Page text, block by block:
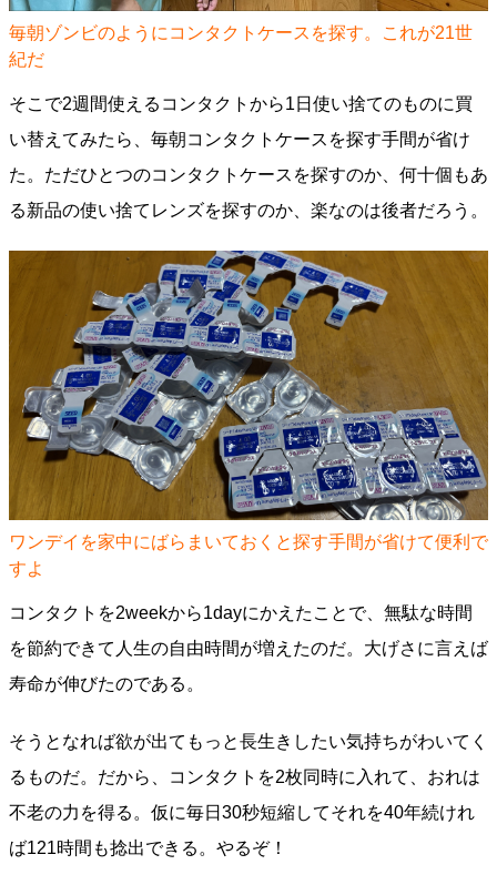
毎朝ゾンビのようにコンタクトケースを探す。これが21世
紀だ
そこで2週間使えるコンタクトから1日使い捨てのものに買
い替えてみたら、毎朝コンタクトケースを探す手間が省け
た。ただひとつのコンタクトケースを探すのか、何十個もあ
る新品の使い捨てレンズを探すのか、楽なのは後者だろう。
ワンデイを家中にばらまいておくと探す手間が省けて便利で
すよ
コンタクトを2weekから1dayにかえたことで、無駄な時間
を節約できて人生の自由時間が増えたのだ。大げさに言えば
寿命が伸びたのである。
そうとなれば欲が出てもっと長生きしたい気持ちがわいてく
るものだ。だから、コンタクトを2枚同時に入れて、おれは
不老の力を得る。仮に毎日30秒短縮してそれを40年続けれ
ば121時間も捻出できる。やるぞ！